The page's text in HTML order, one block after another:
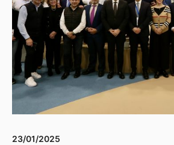
23/01/2025